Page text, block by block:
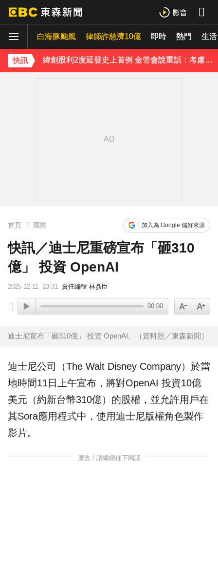
白海豚颱風 律師詐慈濟10億 即時 熱門 生活
快訊
防空演習登場！高雄街頭瞬間淨空 直擊畫面曝光
緯創股利2度延發史上首例 金管會說重話：考慮收回股務自辦
《理財達人秀》X 安聯投信免費講座報名中！搶先卡位 2027
首頁 國際 加入為 Google 偏好來源
快訊／迪士尼重磅宣布「砸310
億」 投資 OpenAI
2025-12-11 23:31 責任編輯 林彥臣
00:00
迪士尼宣布「砸310億」 投資 OpenAI。（資料照／東森新聞）
迪士尼公司（The Walt Disney Company）於當
地時間11日上午宣布，將對OpenAI 投資10億
美元（約新台幣310億）的股權，並允許用戶在
其Sora應用程式中，使用迪士尼版權角色製作
影片。
廣告 / 請繼續往下閱讀